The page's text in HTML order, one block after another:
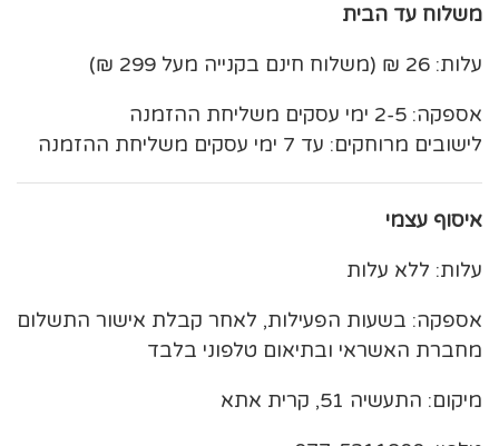
משלוח עד הבית
עלות: 26 ₪ (משלוח חינם בקנייה מעל 299 ₪)
אספקה: 2-5 ימי עסקים משליחת ההזמנה
לישובים מרוחקים: עד 7 ימי עסקים משליחת ההזמנה
איסוף עצמי
עלות: ללא עלות
אספקה: בשעות הפעילות, לאחר קבלת אישור התשלום
מחברת האשראי ובתיאום טלפוני בלבד
מיקום: התעשיה 51, קרית אתא